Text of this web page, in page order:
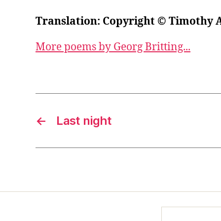
Translation: Copyright © Timothy
More poems by Georg Britting...
← Last night